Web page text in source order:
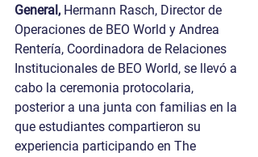
General, Hermann Rasch, Director de
Operaciones de BEO World y Andrea
Rentería, Coordinadora de Relaciones
Institucionales de BEO World, se llevó a
cabo la ceremonia protocolaria,
posterior a una junta con familias en la
que estudiantes compartieron su
experiencia participando en The